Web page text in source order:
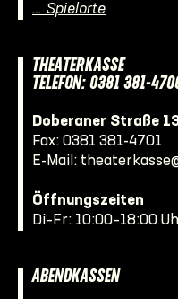
… Spielorte
THEATERKASSE
TELEFON: 0381 381-
Doberaner Straße
Fax: 0381 381-4701
E-Mail:
Öffnungszeiten
Di–Fr: 10:00–18:00
ABENDKASSEN